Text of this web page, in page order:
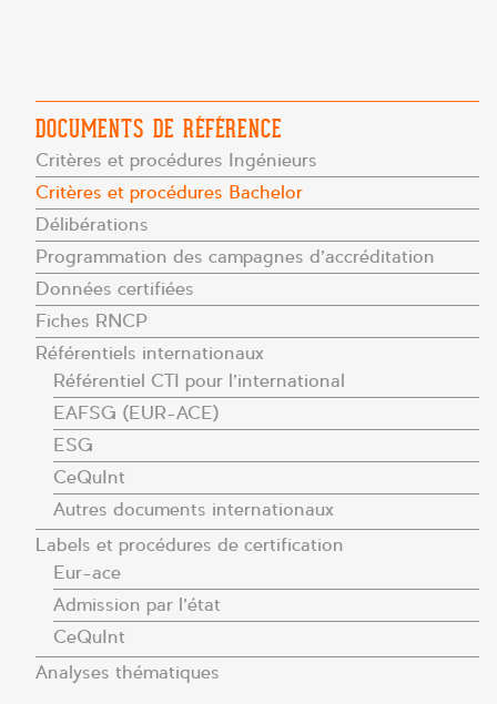
DOCUMENTS DE RÉFÉRENCE
Critères et procédures Ingénieurs
Critères et procédures Bachelor
Délibérations
Programmation des campagnes d’accréditation
Données certifiées
Fiches RNCP
Référentiels internationaux
Référentiel CTI pour l’international
EAFSG (EUR-ACE)
ESG
CeQuInt
Autres documents internationaux
Labels et procédures de certification
Eur-ace
Admission par l’état
CeQuInt
Analyses thématiques